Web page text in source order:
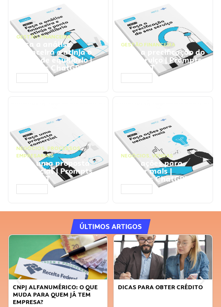
GESTÃO FINANCEIRA
Faça a análise
financeira e atinja o
ponto de equilíbrio |
Prompts ChatGPT
GESTÃO FINANCEIRA
Faça a precificação do
seu serviço | Prompts
ChatGPT
NEGÓCIOS, PROCESSOS
EMPRESARIAIS
Faça uma proposta
comercial | Prompts
ChatGPT
NEGÓCIOS, VENDAS
Faça ações para
vender mais |
Prompts ChatGPT
ÚLTIMOS ARTIGOS
CNPJ ALFANUMÉRICO: O QUE
MUDA PARA QUEM JÁ TEM
EMPRESA?
DICAS PARA OBTER CRÉDITO